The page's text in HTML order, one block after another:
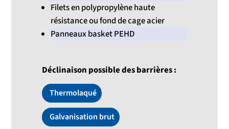
Filets en polypropylène haute
résistance ou fond de cage acier
Panneaux basket PEHD
Déclinaison possible des barrières :
Thermolaqué
Galvanisation brut